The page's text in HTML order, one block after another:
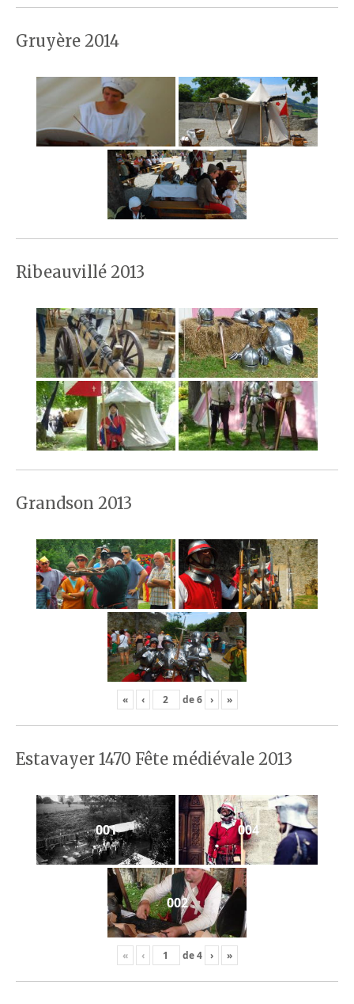
Gruyère 2014
Ribeauvillé 2013
Grandson 2013
« ‹ de6 › »
Estavayer 1470 Fête médiévale 2013
001 004
002
« ‹ de4 › »